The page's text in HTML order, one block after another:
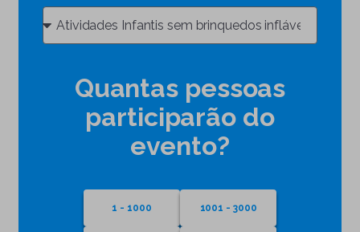
Quantas pessoas
participarão do
evento?
1 - 1000 1001 - 3000